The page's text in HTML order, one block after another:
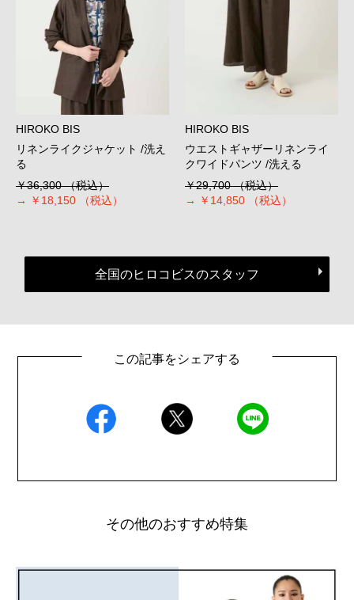
HIROKO BIS
リネンライクジャケット /洗え
る
￥36,300（税込）
→
￥18,150 （税込）
HIROKO BIS
ウエストギャザーリネンライ
クワイドパンツ /洗える
￥29,700（税込）
→
￥14,850 （税込）
全国のヒロコビスのスタッフ
この記事をシェアする
その他のおすすめ特集